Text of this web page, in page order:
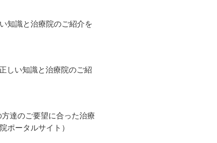
知識と治療院のご紹介を
しい知識と治療院のご紹
達のご要望に合った治療
ポータルサイト）